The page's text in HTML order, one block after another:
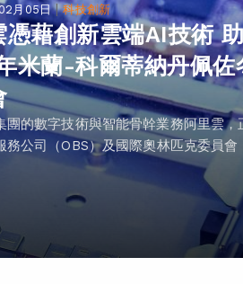
月05日 |科技創新
憑藉創新雲端AI技術
米蘭-科爾蒂納丹佩佐
團的數字技術與智能骨幹業務阿里雲，
務公司（OBS）及國際奧林匹克委員會